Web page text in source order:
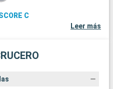
C
Leer más